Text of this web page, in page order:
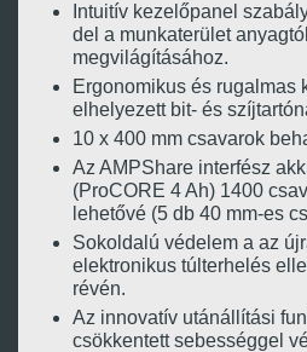
Intuitív kezelőpanel
del a munkaterület
megvilágításához.
Ergonomikus és rugalmas
elhelyezett bit- és
10 x 400 mm csavarok
Az AMPShare interfész
(ProCORE 4 Ah) 1400
lehetővé (5 db 40 mm-es
Sokoldalú védelem a az
elektronikus túlterhelés
révén.
Az innovatív utánállítási
csökkentett sebességgel